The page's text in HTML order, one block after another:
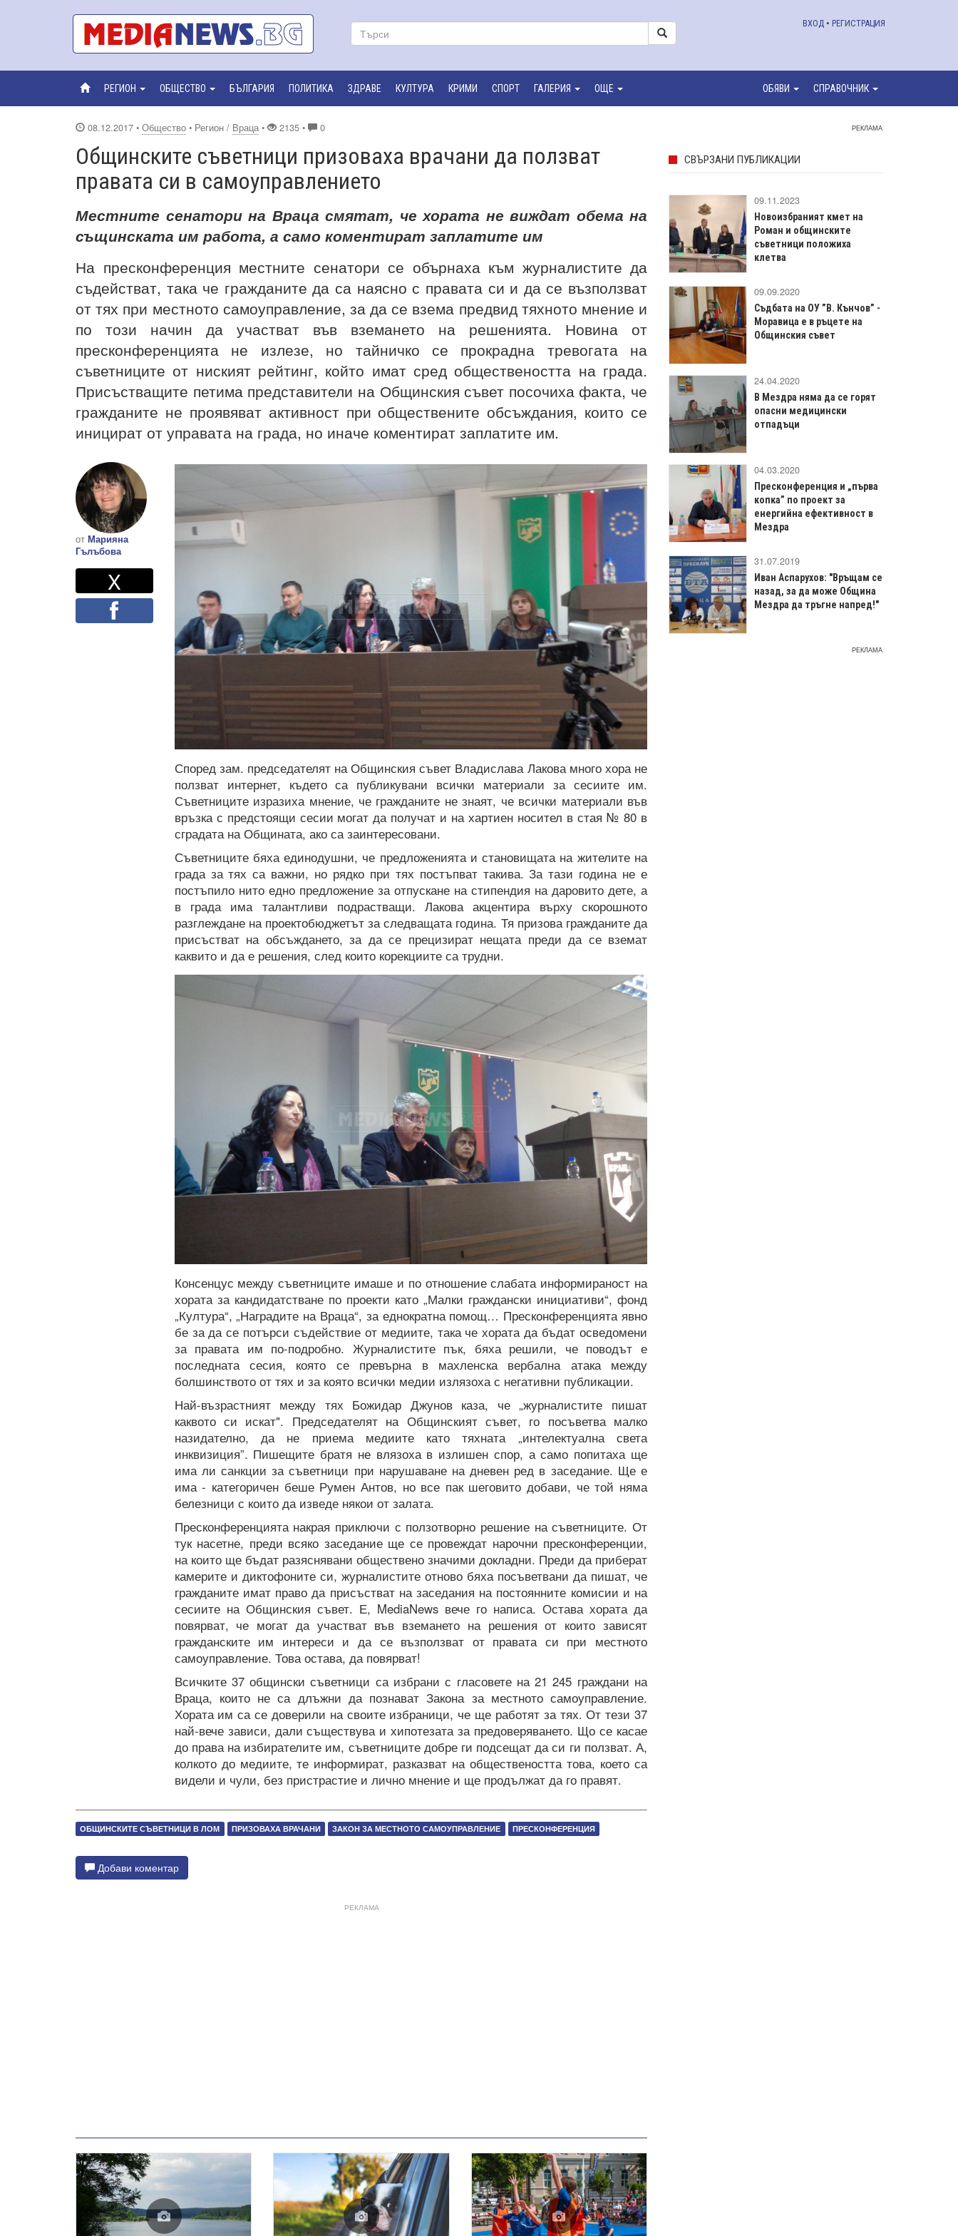
ВХОД • РЕГИСТРАЦИЯ
РЕГИОН ОБЩЕСТВО БЪЛГАРИЯ ПОЛИТИКА ЗДРАВЕ КУЛТУРА КРИМИ СПОРТ ГАЛЕРИЯ ОЩЕ ОБЯВИ СПРАВОЧНИК
08.12.2017 • Общество • Регион / Враца • 2135 • 0
Общинските съветници призоваха врачани да ползват
правата си в самоуправлението
Местните сенатори на Враца смятат, че хората не виждат обема на
същинската им работа, а само коментират заплатите им
На пресконференция местните сенатори се обърнаха към журналистите да
съдействат, така че гражданите да са наясно с правата си и да се възползват
от тях при местното самоуправление, за да се взема предвид тяхното мнение и
по този начин да участват във вземането на решенията. Новина от
пресконференцията не излезе, но тайничко се прокрадна тревогата на
съветниците от ниският рейтинг, който имат сред обществеността на града.
Присъстващите петима представители на Общинския съвет посочиха факта, че
гражданите не проявяват активност при обществените обсъждания, които се
иницират от управата на града, но иначе коментират заплатите им.
от Марияна
Гълъбова
Споделете
XTwitter
Facebook
Според зам. председателят на Общинския съвет Владислава Лакова много хора не
ползват интернет, където са публикувани всички материали за сесиите им.
Съветниците изразиха мнение, че гражданите не знаят, че всички материали във
връзка с предстоящи сесии могат да получат и на хартиен носител в стая № 80 в
сградата на Общината, ако са заинтересовани.
Съветниците бяха единодушни, че предложенията и становищата на жителите на
града за тях са важни, но рядко при тях постъпват такива. За тази година не е
постъпило нито едно предложение за отпускане на стипендия на даровито дете, а
в града има талантливи подрастващи. Лакова акцентира върху скорошното
разглеждане на проектобюджетът за следващата година. Тя призова гражданите да
присъстват на обсъждането, за да се прецизират нещата преди да се вземат
каквито и да е решения, след които корекциите са трудни.
Консенцус между съветниците имаше и по отношение слабата информираност на
хората за кандидатстване по проекти като „Малки граждански инициативи“, фонд
„Култура“, „Наградите на Враца“, за еднократна помощ… Пресконференцията явно
бе за да се потърси съдействие от медиите, така че хората да бъдат осведомени
за правата им по-подробно. Журналистите пък, бяха решили, че поводът е
последната сесия, която се превърна в махленска вербална атака между
болшинството от тях и за която всички медии излязоха с негативни публикации.
Най-възрастният между тях Божидар Джунов каза, че „журналистите пишат
каквото си искат". Председателят на Общинският съвет, го посъветва малко
назидателно, да не приема медиите като тяхната „интелектуална света
инквизиция”. Пишещите братя не влязоха в излишен спор, а само попитаха ще
има ли санкции за съветници при нарушаване на дневен ред в заседание. Ще е
има - категоричен беше Румен Антов, но все пак шеговито добави, че той няма
белезници с които да изведе някои от залата.
Пресконференцията накрая приключи с ползотворно решение на съветниците. От
тук насетне, преди всяко заседание ще се провеждат нарочни пресконференции,
на които ще бъдат разяснявани обществено значими докладни. Преди да приберат
камерите и диктофоните си, журналистите отново бяха посъветвани да пишат, че
гражданите имат право да присъстват на заседания на постоянните комисии и на
сесиите на Общинския съвет. Е, MediaNews вече го написа. Остава хората да
повярват, че могат да участват във вземането на решения от които зависят
гражданските им интереси и да се възползват от правата си при местното
самоуправление. Това остава, да повярват!
Всичките 37 общински съветници са избрани с гласовете на 21 245 граждани на
Враца, които не са длъжни да познават Закона за местното самоуправление.
Хората им са се доверили на своите избраници, че ще работят за тях. От тези 37
най-вече зависи, дали съществува и хипотезата за предоверяването. Що се касае
до права на избирателите им, съветниците добре ги подсещат да си ги ползват. А,
колкото до медиите, те информират, разказват на обществеността това, което са
видели и чули, без пристрастие и лично мнение и ще продължат да го правят.
ОБЩИНСКИТЕ СЪВЕТНИЦИ В ЛОМ ПРИЗОВАХА ВРАЧАНИ ЗАКОН ЗА МЕСТНОТО САМОУПРАВЛЕНИЕ ПРЕСКОНФЕРЕНЦИЯ
Добави коментар
РЕКЛАМА
РЕКЛАМА
СВЪРЗАНИ ПУБЛИКАЦИИ
09.11.2023
Новоизбраният кмет на
Роман и общинските
съветници положиха
клетва
09.09.2020
Съдбата на ОУ ”В. Кънчов” -
Моравица е в ръцете на
Общинския съвет
24.04.2020
В Мездра няма да се горят
опасни медицински
отпадъци
04.03.2020
Пресконференция и „първа
копка” по проект за
енергийна ефективност в
Мездра
31.07.2019
Иван Аспарухов: "Връщам се
назад, за да може Община
Мездра да тръгне напред!"
РЕКЛАМА